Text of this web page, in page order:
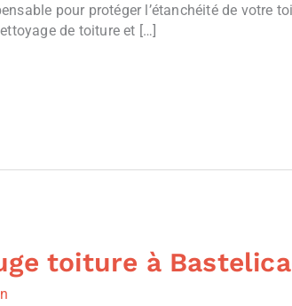
pour protéger l’étanchéité de votre
de toiture et […]
toiture à